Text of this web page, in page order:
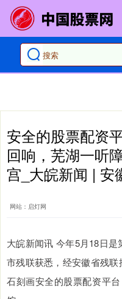
安全的股票配资
回响，芜湖一听
宫_大皖新闻 | 安
网站：启灯网
大皖新闻讯 今年5月18日
市残联获悉，经安徽省残
石刻画安全的股票配资平